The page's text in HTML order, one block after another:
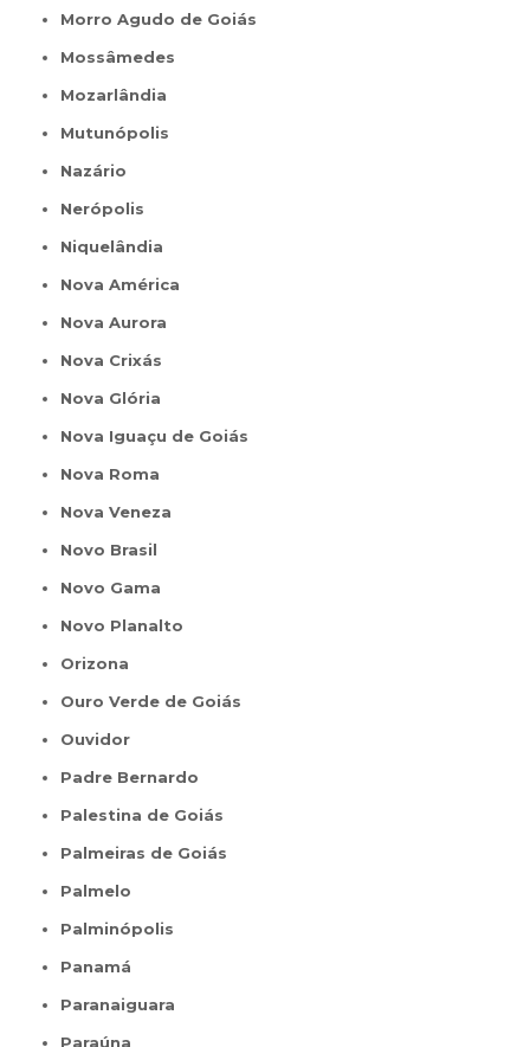
Morro Agudo de Goiás
Mossâmedes
Mozarlândia
Mutunópolis
Nazário
Nerópolis
Niquelândia
Nova América
Nova Aurora
Nova Crixás
Nova Glória
Nova Iguaçu de Goiás
Nova Roma
Nova Veneza
Novo Brasil
Novo Gama
Novo Planalto
Orizona
Ouro Verde de Goiás
Ouvidor
Padre Bernardo
Palestina de Goiás
Palmeiras de Goiás
Palmelo
Palminópolis
Panamá
Paranaiguara
Paraúna